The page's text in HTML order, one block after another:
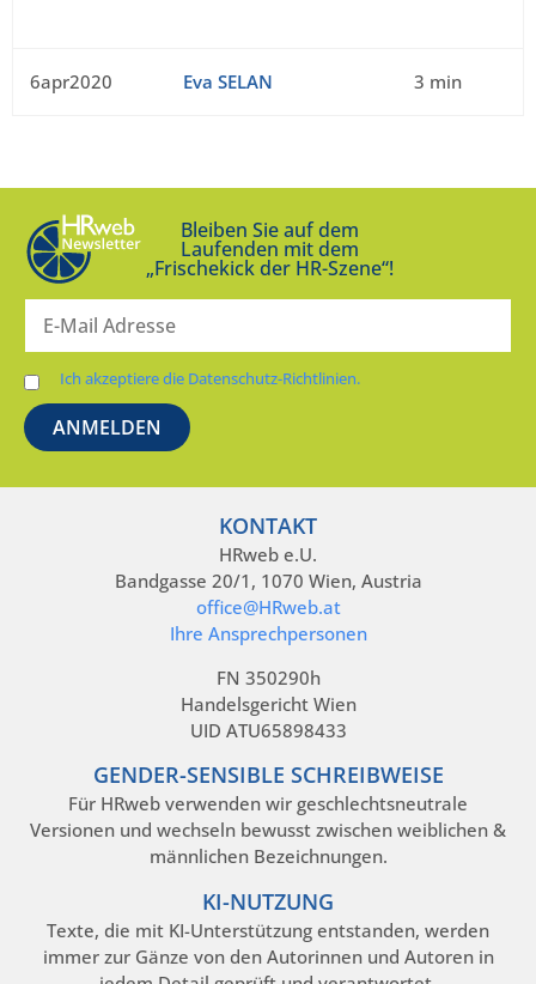
6apr2020 Eva SELAN 3 min
Bleiben Sie auf dem
Laufenden mit dem
„Frischekick der HR-Szene“!
Ich akzeptiere die Datenschutz-Richtlinien.
KONTAKT
HRweb e.U.
Bandgasse 20/1, 1070 Wien, Austria
office@HRweb.at
Ihre Ansprechpersonen
FN 350290h
Handelsgericht Wien
UID ATU65898433
GENDER-SENSIBLE SCHREIBWEISE
Für HRweb verwenden wir geschlechtsneutrale
Versionen und wechseln bewusst zwischen weiblichen &
männlichen Bezeichnungen.
KI-NUTZUNG
Texte, die mit KI-Unterstützung entstanden, werden
immer zur Gänze von den Autorinnen und Autoren in